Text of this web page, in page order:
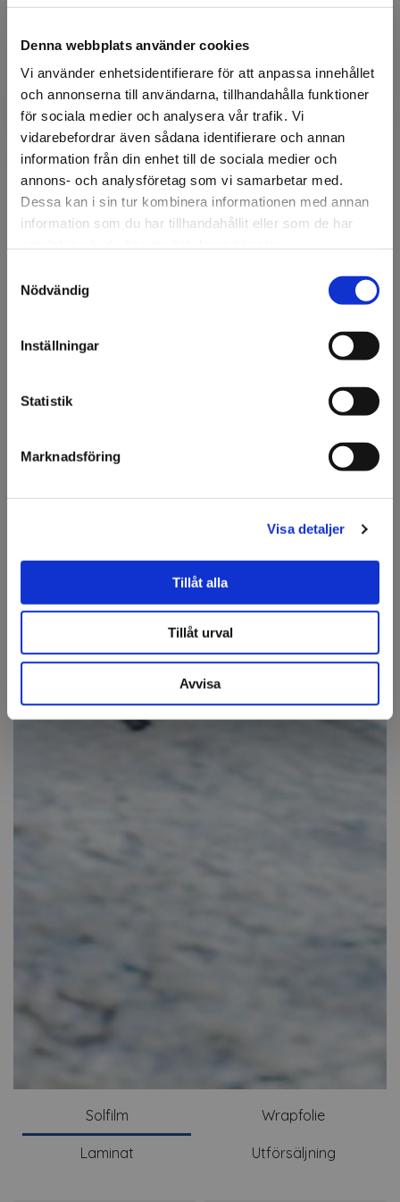
Denna webbplats använder cookies
Vi använder enhetsidentifierare för att anpassa innehållet
och annonserna till användarna, tillhandahålla funktioner
för sociala medier och analysera vår trafik. Vi
vidarebefordrar även sådana identifierare och annan
information från din enhet till de sociala medier och
annons- och analysföretag som vi samarbetar med.
Dessa kan i sin tur kombinera informationen med annan
information som du har tillhandahållit eller som de har
Nödvändig
Inställningar
Statistik
Marknadsföring
Visa detaljer
Tillåt alla
Tillåt urval
Avvisa
snabbare installation, bättre kontroll och
READY → SET → GO →
Solfilm Wrapfolie
Laminat Utförsäljning